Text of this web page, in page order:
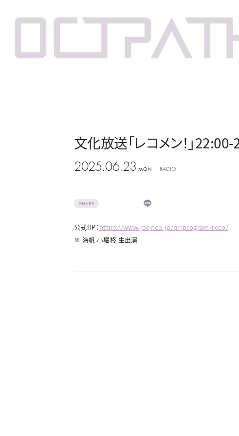
文化放送「レコメン！」
2025.06.23 MON RADIO
SHARE
公式HP：https://www.joqr.co.jp/qr/program/reco/
※ 海帆 小堀柊 生出演